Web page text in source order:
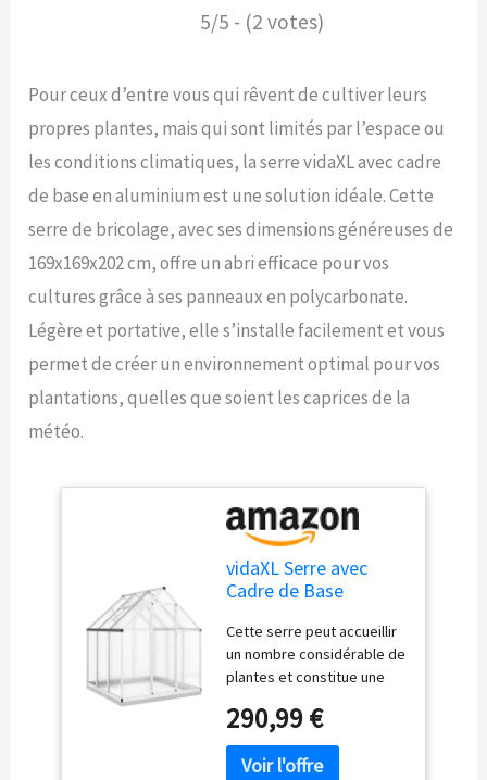
5/5 - (2 votes)
Pour ceux d’entre vous qui rêvent de cultiver leurs
propres plantes, mais qui sont limités par l’espace ou
les conditions climatiques, la serre vidaXL avec cadre
de base en aluminium est une solution idéale. Cette
serre de bricolage, avec ses dimensions généreuses de
169x169x202 cm, offre un abri efficace pour vos
cultures grâce à ses panneaux en polycarbonate.
Légère et portative, elle s’installe facilement et vous
permet de créer un environnement optimal pour vos
plantations, quelles que soient les caprices de la
météo.
vidaXL Serre avec
Cadre de Base
cm Aluminium
Cette serre peut accueillir
un nombre considérable de
plantes et constitue une
protéger vos plantes du
froid. 【Cadre résistant aux
intempéries et robuste :】
290,99 €